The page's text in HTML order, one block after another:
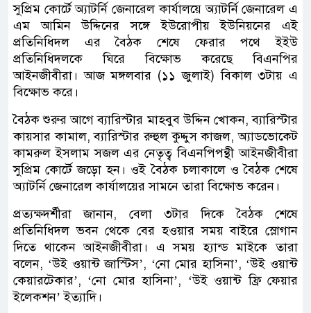
সুপ্রিম কোর্টে অ্যাটর্নি জেনারেল কার্যালয়ে অ্যাটর্নি জেনারেল এ
এম আমিন উদ্দিনের সঙ্গে ইউরোপীয় ইউনিয়নের এই
প্রতিনিধিদল এর বৈঠক শেষে ফেরার পথে ইইউ
প্রতিনিধিদলকে ঘিরে বিক্ষোভ করেছে বিএনপির
আইনজীবীরা। আজ মঙ্গলবার (১১ জুলাই) বিকাল ৩টায় এ
বিক্ষোভ করে।
বৈঠক শুরুর আগে ব্যারিস্টার মাহবুব উদ্দিন খোকন, ব্যারিস্টার
কায়সার কামাল, ব্যারিস্টার রুহুল কুদ্দুস কাজল, অ্যাডভোকেট
কামরুল ইসলাম সজল এর নেতৃত্ব বিএনপিপন্থী আইনজীবীরা
সুপ্রিম কোর্টে জড়ো হন। ওই বৈঠক চলাকালে ও বৈঠক শেষে
অ্যাটর্নি জেনারেল কার্যালয়ের সামনে তারা বিক্ষোভ করেন।
প্রত্যক্ষদর্শীরা জানান, বেলা ৩টার দিকে বৈঠক শেষে
প্রতিনিধিদল ভবন থেকে বের হওয়ার সময় বাইরে স্লোগান
দিতে থাকেন আইনজীবীরা। এ সময় হ্যান্ড মাইকে তারা
বলেন, ‘উই ওয়ান্ট জাস্টিস’, ‘নো মোর হাসিনা’, ‘উই ওয়ান্ট
কেয়ারটেকার’, ‘নো মোর হাসিনা’, ‘উই ওয়ান্ট ফ্রি ফেয়ার
ইলেকশন’ ইত্যাদি।